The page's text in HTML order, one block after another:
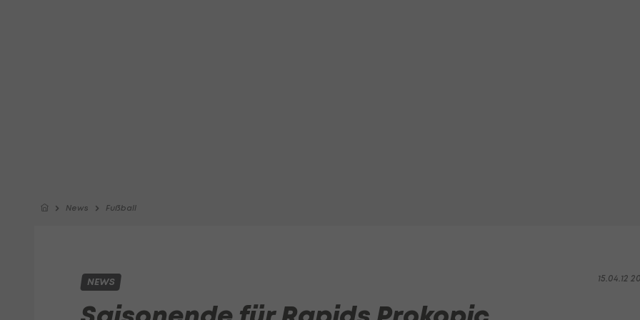
News Fußball
15.04.12
NEWS